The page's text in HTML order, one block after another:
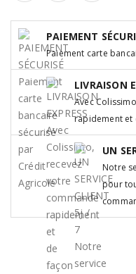
PAIEMENT
Paiement carte
LIVRAISON
Avec
rapidement et
UN
Notre
pour